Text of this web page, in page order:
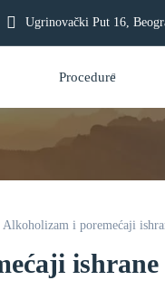
Ugrinovački Put 16,
Procedure
Alkoholizam i poremećaji
ishrane